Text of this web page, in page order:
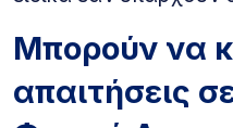
Μπορούν να
απαιτήσεις